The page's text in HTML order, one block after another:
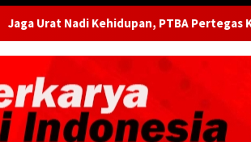
Pertegas Komitmen Kelestarian Sungai